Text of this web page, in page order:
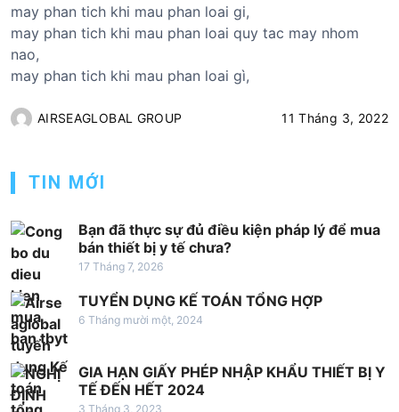
may phan tich khi mau phan loai gi,
may phan tich khi mau phan loai quy tac may nhom
nao,
may phan tich khi mau phan loai gì,
AIRSEAGLOBAL GROUP 11 Tháng 3, 2022
TIN MỚI
Bạn đã thực sự đủ điều kiện pháp lý để mua
bán thiết bị y tế chưa?
17 Tháng 7, 2026
TUYỂN DỤNG KẾ TOÁN TỔNG HỢP
6 Tháng mười một, 2024
GIA HẠN GIẤY PHÉP NHẬP KHẨU THIẾT BỊ Y
TẾ ĐẾN HẾT 2024
3 Tháng 3, 2023